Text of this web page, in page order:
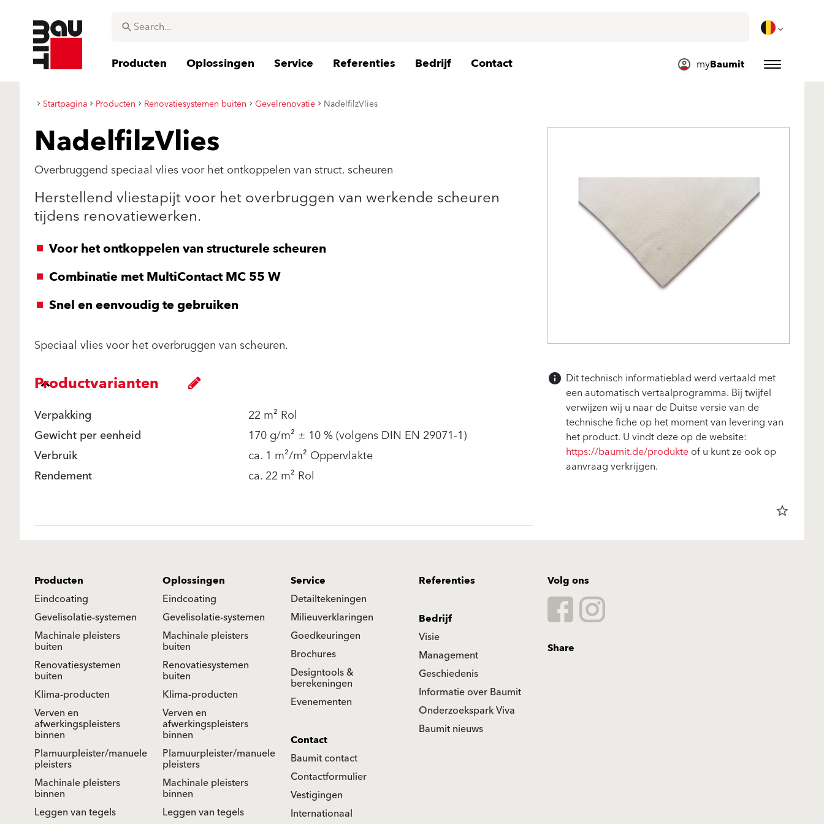
Producten Oplossingen Service Referenties Bedrijf Contact myBaumit
Startpagina Producten Renovatiesystemen buiten Gevelrenovatie NadelfilzVlies
NadelfilzVlies
Overbruggend speciaal vlies voor het ontkoppelen van struct. scheuren
Herstellend vliestapijt voor het overbruggen van werkende scheuren
tijdens renovatiewerken.
Voor het ontkoppelen van structurele scheuren
Combinatie met MultiContact MC 55 W
Snel en eenvoudig te gebruiken
Speciaal vlies voor het overbruggen van scheuren.
Productvarianten
Verpakking
22 m² Rol
Gewicht per eenheid
170 g/m² ± 10 % (volgens DIN EN 29071-1)
Verbruik
ca. 1 m²/m² Oppervlakte
Rendement
ca. 22 m² Rol
star_border
info Dit technisch informatieblad werd vertaald met
een automatisch vertaalprogramma. Bij twijfel
verwijzen wij u naar de Duitse versie van de
technische fiche op het moment van levering van
het product. U vindt deze op de website:
https://baumit.de/produkteof u kunt ze ook op
aanvraag verkrijgen.
Producten
Eindcoating
Gevelisolatie-systemen
Machinale pleisters
buiten
Renovatiesystemen
buiten
Klima-producten
Verven en
afwerkingspleisters
binnen
Plamuurpleister/manuele
pleisters
Machinale pleisters
binnen
Leggen van tegels
Oplossingen
Eindcoating
Gevelisolatie-systemen
Machinale pleisters
buiten
Renovatiesystemen
buiten
Klima-producten
Verven en
afwerkingspleisters
binnen
Plamuurpleister/manuele
pleisters
Machinale pleisters
binnen
Leggen van tegels
Service
Detailtekeningen
Milieuverklaringen
Goedkeuringen
Brochures
Designtools &
berekeningen
Evenementen
Referenties
Bedrijf
Visie
Management
Geschiedenis
Informatie over Baumit
Onderzoekspark Viva
Baumit nieuws
Contact
Baumit contact
Contactformulier
Vestigingen
Internationaal
Volg ons
Share